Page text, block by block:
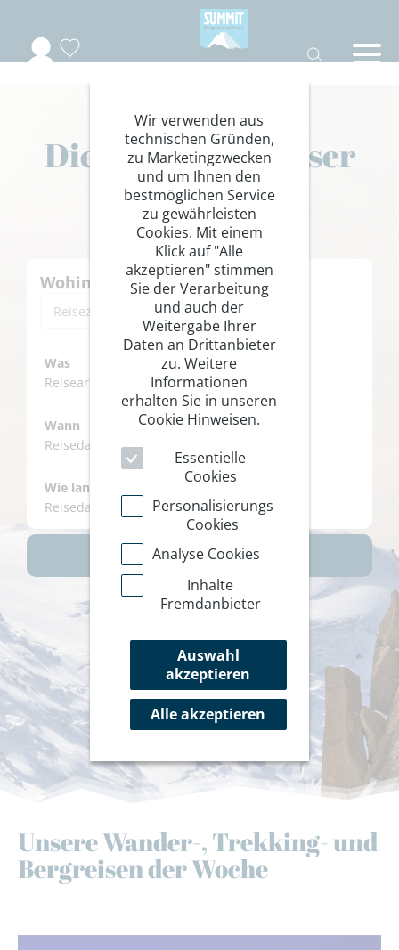
Die Berge sind unser
Zuhause.
Wohin
Reisen anzeigen
Was
Reiseart angeben
Wann
Reisedaten angeben
Wie lange
Reisedauer angeben
Unsere Wander-, Trekking- und
Bergreisen der Woche
Wir verwenden aus
technischen Gründen,
zu Marketingzwecken
und um Ihnen den
bestmöglichen Service
zu gewährleisten
Cookies. Mit einem
Klick auf "Alle
akzeptieren" stimmen
Sie der Verarbeitung
und auch der
Weitergabe Ihrer
Daten an Drittanbieter
zu. Weitere
Informationen
erhalten Sie in unseren
Cookie Hinweisen.
Essentielle
Cookies
Personalisierungs
Cookies
Analyse Cookies
Inhalte
Fremdanbieter
Auswahl
akzeptieren
Alle akzeptieren